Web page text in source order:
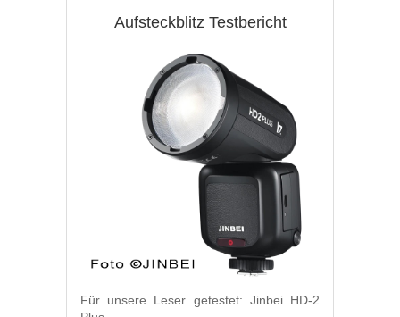
Aufsteckblitz Testbericht
Für unsere Leser getestet: Jinbei HD-2